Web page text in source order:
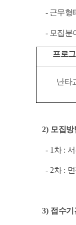
- 근무형
- 모집분
프로
난타
2) 모집방
- 1 차 :
- 2차 :
3) 접수기